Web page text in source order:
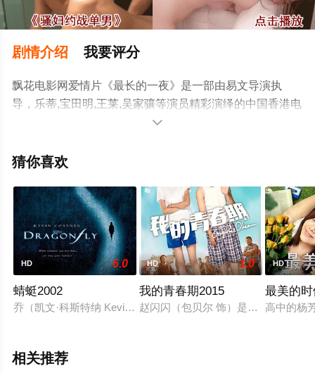
剧情介绍 我要评分
飘花电影网爱情片《最长的一夜》是一部由易文导演执
导，乐蒂,宝田明,王莱,吴家骧等演员精彩演绎的中国香港电
影，大结局剧情已揭晓（1-1全集），手机免费观看高清未
至豆瓣电影、电视猫或剧情网等平台了解。
。

猜你喜欢
HD 6.0
蜻蜓2002
乔（凯文·科斯特纳 Kevin Costner 饰）的妻子艾米丽（苏珊娜·
HD 1.0
我的青春期2015
赵闪闪（包贝尔 饰）是一位单纯善
HD
最美的
高中的杨
相关推荐